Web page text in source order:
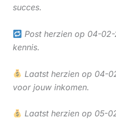
succes.
Post herzien op 04-
kennis.
Laatst herzien op 04-
voor jouw inkomen.
Laatst herzien op 05-